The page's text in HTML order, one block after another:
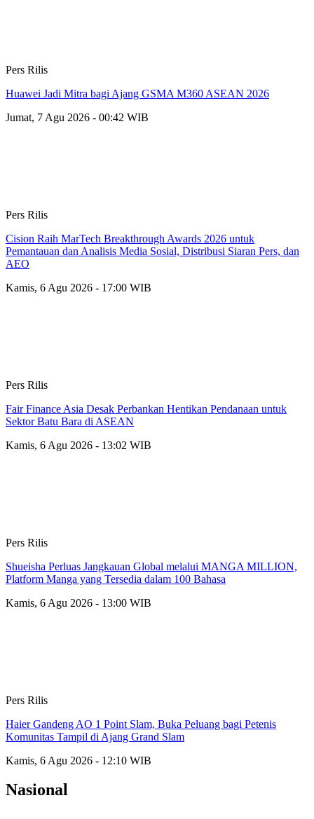
Pers Rilis
Huawei Jadi Mitra bagi Ajang GSMA M360 ASEAN 2026
Jumat, 7 Agu 2026 - 00:42 WIB
Pers Rilis
Cision Raih MarTech Breakthrough Awards 2026 untuk
Pemantauan dan Analisis Media Sosial, Distribusi Siaran Pers, dan
AEO
Kamis, 6 Agu 2026 - 17:00 WIB
Pers Rilis
Fair Finance Asia Desak Perbankan Hentikan Pendanaan untuk
Sektor Batu Bara di ASEAN
Kamis, 6 Agu 2026 - 13:02 WIB
Pers Rilis
Shueisha Perluas Jangkauan Global melalui MANGA MILLION,
Platform Manga yang Tersedia dalam 100 Bahasa
Kamis, 6 Agu 2026 - 13:00 WIB
Pers Rilis
Haier Gandeng AO 1 Point Slam, Buka Peluang bagi Petenis
Komunitas Tampil di Ajang Grand Slam
Kamis, 6 Agu 2026 - 12:10 WIB
Nasional